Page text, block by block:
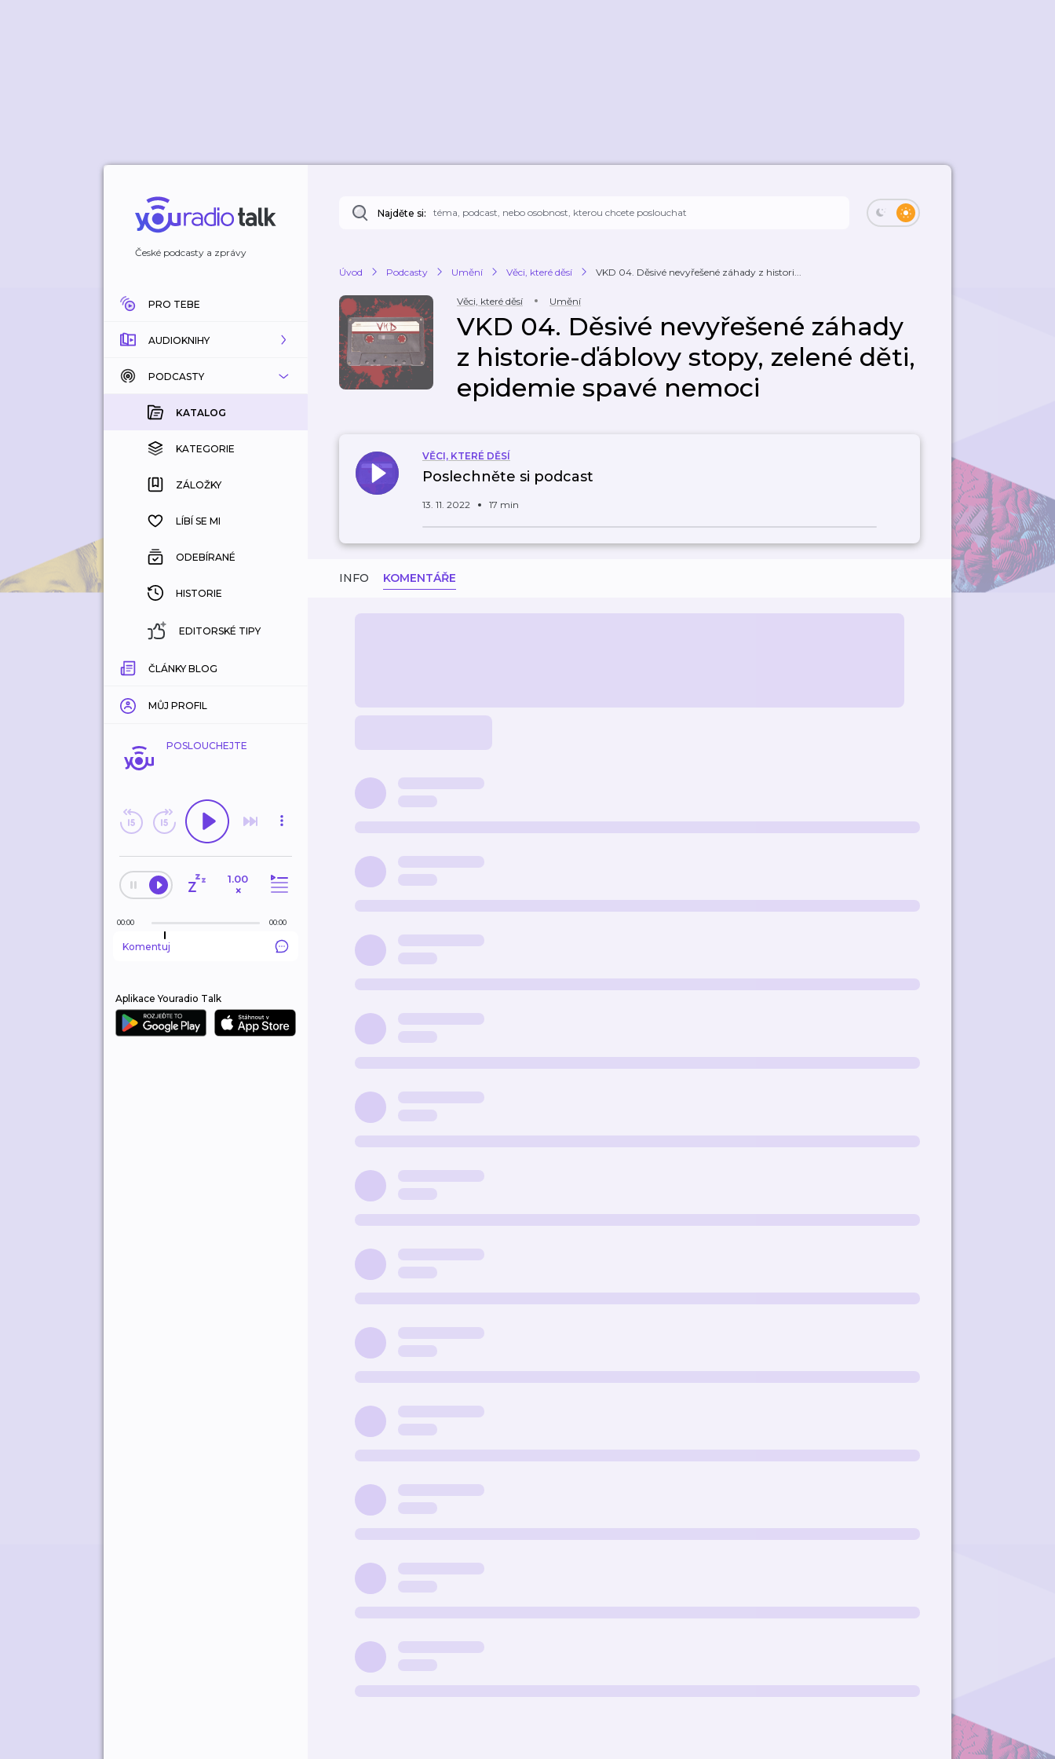
České podcasty a zprávy
PRO TEBE
AUDIOKNIHY
KATALOG
KOUPENÉ
KATEGORIE
ZÁLOŽKY
HISTORIE
PODCASTY
KATALOG
KATEGORIE
ZÁLOŽKY
LÍBÍ SE MI
ODEBÍRANÉ
HISTORIE
EDITORSKÉ TIPY
ČLÁNKY BLOG
MŮJ PROFIL
POSLOUCHEJTE
1.00
×
00:00 00:00
Komentuj
Aplikace Youradio Talk
Najděte si:
Úvod Podcasty Umění Věci, které děsí VKD 04. Děsivé nevyřešené záhady z histori...
Věci, které děsí Umění
VKD 04. Děsivé nevyřešené záhady
z historie-ďáblovy stopy, zelené děti,
epidemie spavé nemoci
VĚCI, KTERÉ DĚSÍ
Poslechněte si podcast
13. 11. 2022 17 min
INFO KOMENTÁŘE